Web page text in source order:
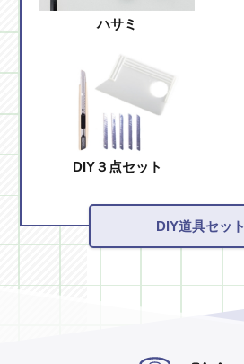
ハサミ
DIY３点セット
DIY道具セット